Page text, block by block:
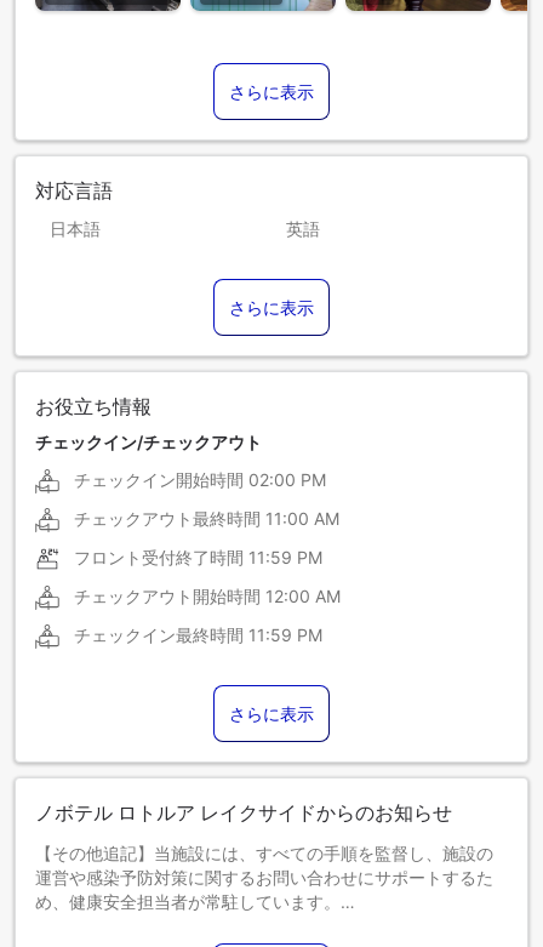
さらに表示
対応言語
日本語 英語
フィリピン語
韓国語 広東語
北京語
さらに表示
お役立ち情報
チェックイン/チェックアウト
チェックイン開始時間 02:00 PM
チェックアウト最終時間 11:00 AM
フロント受付終了時間 11:59 PM
チェックアウト開始時間 12:00 AM
チェックイン最終時間 11:59 PM
さらに表示
ノボテル ロトルア レイクサイドからのお知らせ
【その他追記】当施設には、すべての手順を監督し、施設の
運営や感染予防対策に関するお問い合わせにサポートするた
め、健康安全担当者が常駐しています。